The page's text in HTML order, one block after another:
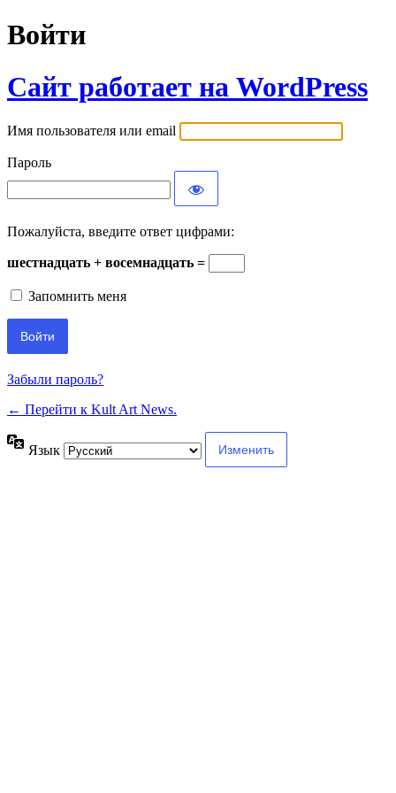
Войти
Сайт работает на WordPress
Имя пользователя или email
Пароль
Пожалуйста, введите ответ цифрами:
шестнадцать + восемнадцать =
Запомнить меня
Забыли пароль?
← Перейти к Kult Art News.
Язык